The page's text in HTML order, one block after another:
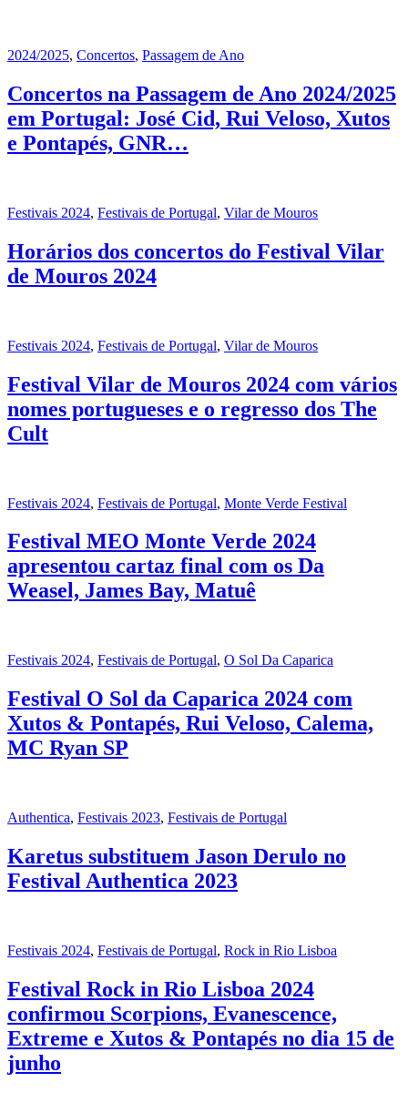
2024/2025, Concertos, Passagem de Ano
Concertos na Passagem de Ano 2024/2025
em Portugal: José Cid, Rui Veloso, Xutos
e Pontapés, GNR…
Festivais 2024, Festivais de Portugal, Vilar de Mouros
Horários dos concertos do Festival Vilar
de Mouros 2024
Festivais 2024, Festivais de Portugal, Vilar de Mouros
Festival Vilar de Mouros 2024 com vários
nomes portugueses e o regresso dos The
Cult
Festivais 2024, Festivais de Portugal, Monte Verde Festival
Festival MEO Monte Verde 2024
apresentou cartaz final com os Da
Weasel, James Bay, Matuê
Festivais 2024, Festivais de Portugal, O Sol Da Caparica
Festival O Sol da Caparica 2024 com
Xutos & Pontapés, Rui Veloso, Calema,
MC Ryan SP
Authentica, Festivais 2023, Festivais de Portugal
Karetus substituem Jason Derulo no
Festival Authentica 2023
Festivais 2024, Festivais de Portugal, Rock in Rio Lisboa
Festival Rock in Rio Lisboa 2024
confirmou Scorpions, Evanescence,
Extreme e Xutos & Pontapés no dia 15 de
junho